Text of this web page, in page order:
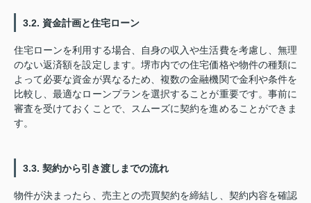
3.2. 資金計画と住宅ローン
住宅ローンを利用する場合、自身の収入や生活費を考慮し、無理
のない返済額を設定します。堺市内での住宅価格や物件の種類に
よって必要な資金が異なるため、複数の金融機関で金利や条件を
比較し、最適なローンプランを選択することが重要です。事前に
審査を受けておくことで、スムーズに契約を進めることができま
す。
3.3. 契約から引き渡しまでの流れ
物件が決まったら、売主との売買契約を締結し、契約内容を確認